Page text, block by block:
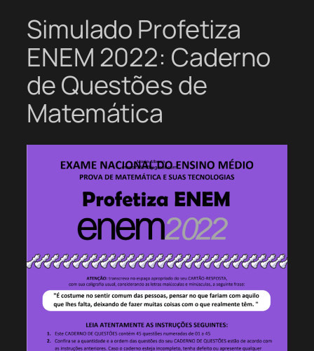
Simulado Profetiza
ENEM 2022: Caderno
de Questões de
Matemática